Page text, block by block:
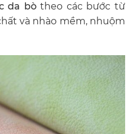
da bòtheo các bước từ
và nhào mềm, nhuộm